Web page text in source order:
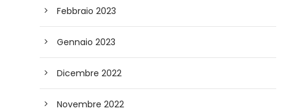
Febbraio 2023
Gennaio 2023
Dicembre 2022
Novembre 2022